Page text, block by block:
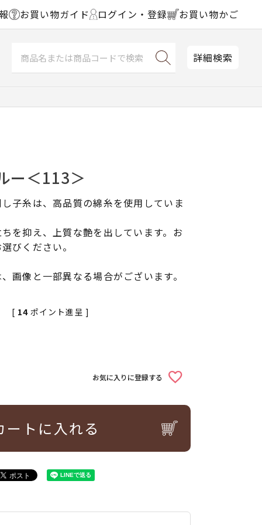
お買い物ガイド ログイン・登録 お買い物かご
詳細検索
ー＜113＞
子糸は、高品質の綿糸を使用していま
を抑え、上質な艶を出しています。お
びください。
画像と一部異なる場合がございます。
[ 14 ポイント進呈 ]
お気に入りに登録する
ートに入れる